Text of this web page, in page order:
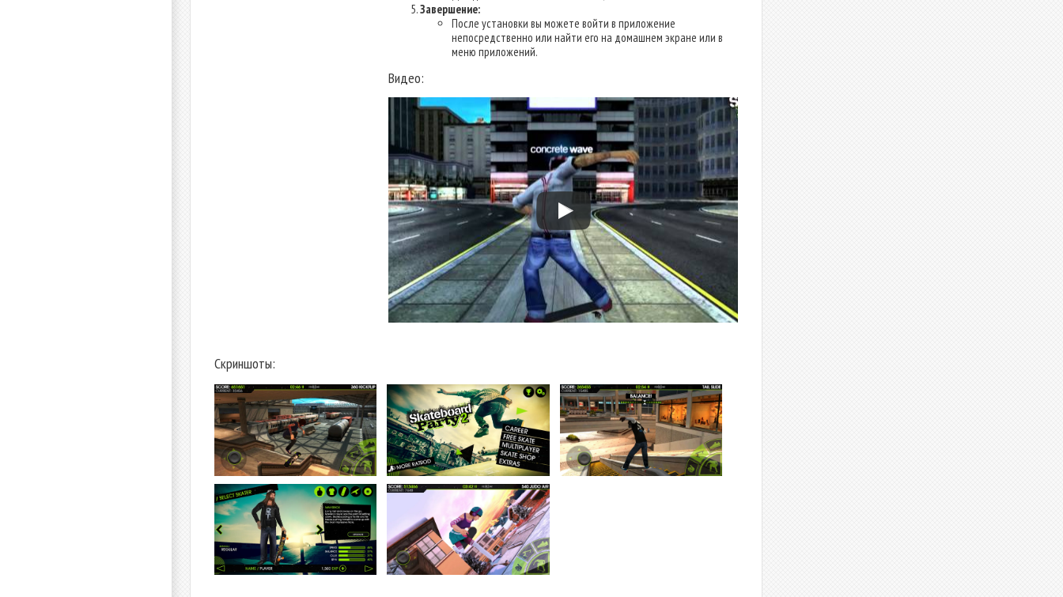
Завершение:
После установки вы можете войти в приложение
непосредственно или найти его на домашнем экране или в
меню приложений.
Видео:
Скриншоты: